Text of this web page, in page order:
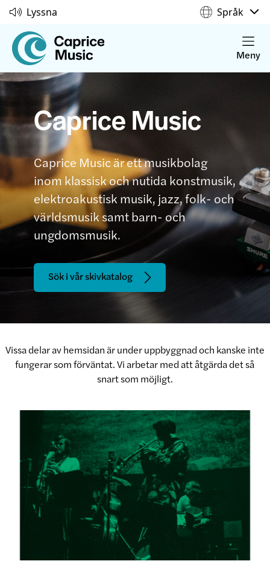
Lyssna Språk
Meny
Caprice Music
Caprice Music är ett musikbolag
inom klassisk och nutida konstmusik,
elektroakustisk musik, jazz, folk- och
världsmusik samt barn- och
ungdomsmusik.
Sök i vår skivkatalog
Vissa delar av hemsidan är under uppbyggnad och kanske inte
fungerar som förväntat. Vi arbetar med att åtgärda det så
snart som möjligt.